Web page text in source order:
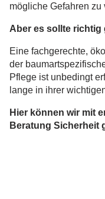
mögliche Gefahren zu
Aber es sollte richtig
Eine fachgerechte,
der
Pflege ist unbedingt
lange in ihrer
Hier können wir mit
Beratung Sicherheit